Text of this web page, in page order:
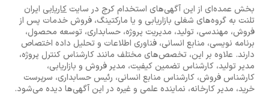
بخش عمده‌ای از این آگهی‌های استخدام کرج در سایت کاریابی ایران
تلنت به گروه‌های شغلی بازاریابی و یا مارکتینگ، فروش خدمات پس از
فروش، مهندسی، تولید، مدیریت پروژه، حسابداری، توسعه محصول،
برنامه نویسی، منابع انسانی، فناوری اطلاعات و تحلیل داده اختصاص
دارند. علاوه بر این، تخصص‌های مختلف مانند کارشناس کنترل پروژه،
مدیر تولید، کارشناس تضمین کیفیت، مدیر فروش و بازاریابی،
کارشناس فروش، کارشناس منابع انسانی، رئیس حسابداری، سرپرست
خرید، مدیر کارخانه، نماینده علمی و غیره در این آگهی‌ها دیده می‌شود.